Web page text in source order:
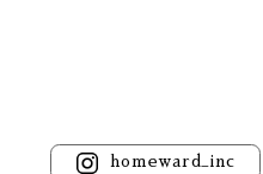
homeward_inc